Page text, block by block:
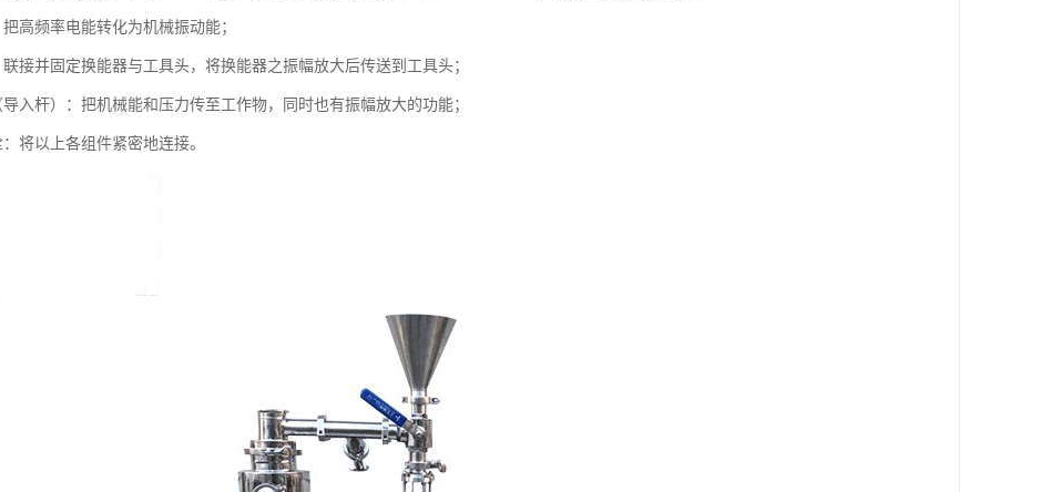
高频率电能转化为机械振动能；
接并固定换能器与工具头，将换能器之振幅放大后传送到工具头；
入杆）：把机械能和压力传至工作物，同时也有振幅放大的功能；
将以上各组件紧密地连接。